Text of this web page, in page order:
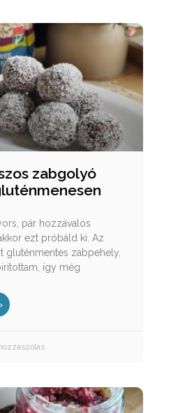
zabgolyó
pár hozzávalós
ezt próbáld ki. Az
gluténmentes zabpehely,
így még